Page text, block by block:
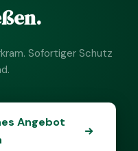
Sofortiger Schutz
Angebot